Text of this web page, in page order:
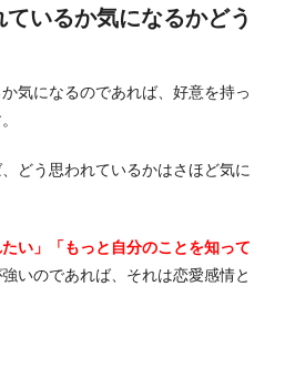
いるか気になるかどう
気になるのであれば、好意を持っ
どう思われているかはさほど気に
たい」「もっと自分のことを知って
いのであれば、それは恋愛感情と